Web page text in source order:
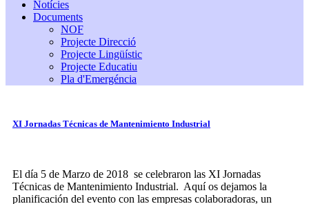
Notícies
Documents
NOF
Projecte Direcció
Projecte Lingüístic
Projecte Educatiu
Pla d'Emergéncia
XI Jornadas Técnicas de Mantenimiento Industrial
El día 5 de Marzo de 2018 se celebraron las XI Jornadas
Técnicas de Mantenimiento Industrial. Aquí os dejamos la
planificación del evento con las empresas colaboradoras, un